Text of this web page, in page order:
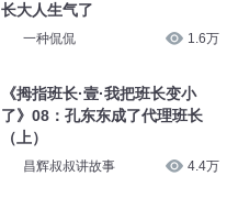
长大人生气了
一种侃侃 1.6万
《拇指班长·壹·我把班长变小
了》08：孔东东成了代理班长
（上）
昌辉叔叔讲故事 4.4万